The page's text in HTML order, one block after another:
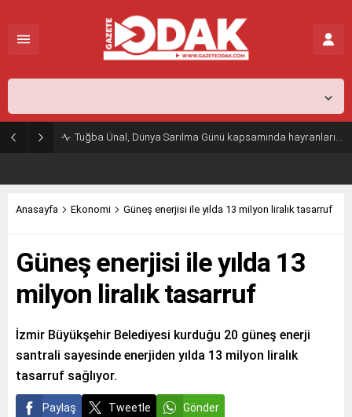
Tuğba Ünal, Dünya Sarılma Günü kapsamında hayranlarıyla buluştu
Anasayfa Ekonomi Güneş enerjisi ile yılda 13 milyon liralık tasarruf
Güneş enerjisi ile yılda 13
milyon liralık tasarruf
İzmir Büyükşehir Belediyesi kurduğu 20 güneş enerji
santrali sayesinde enerjiden yılda 13 milyon liralık
tasarruf sağlıyor.
Paylaş Tweetle Gönder